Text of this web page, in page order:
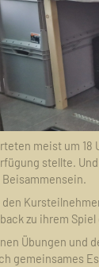
meist um
stellte.
zu ihrem
Übungen und
gemeinsames